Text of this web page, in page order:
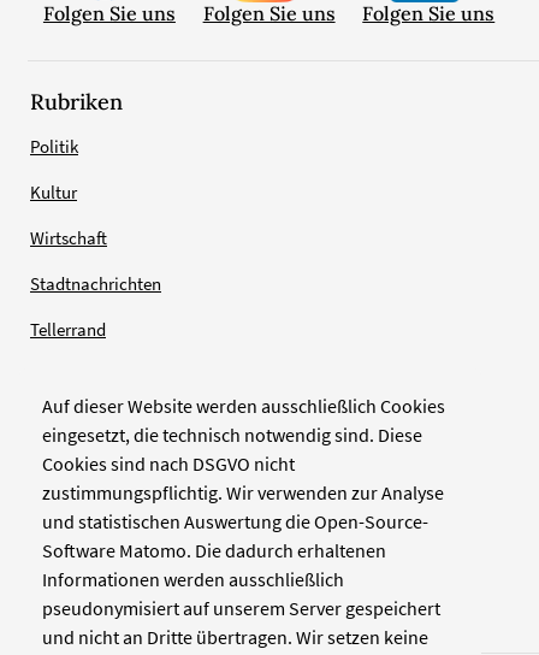
Auf dieser Website werden ausschließlich Cookies
eingesetzt, die technisch notwendig sind. Diese
Cookies sind nach DSGVO nicht
zustimmungspflichtig. Wir verwenden zur Analyse
und statistischen Auswertung die Open-Source-
Software Matomo. Die dadurch erhaltenen
Informationen werden ausschließlich
pseudonymisiert auf unserem Server gespeichert
und nicht an Dritte übertragen. Wir setzen keine
Folgen Sie uns Folgen Sie uns Folgen Sie uns
Rubriken
Politik
Kultur
Wirtschaft
Stadtnachrichten
Tellerrand
Verlag
Zellwerk GmbH & Co KG
Pinienstraße 2
40233 Düsseldorf
www.zellwerk.com